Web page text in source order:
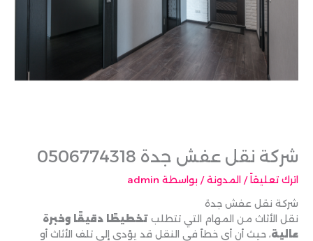
شركة نقل عفش جدة 0506774318
اترك تعليقاً /المدونة/ بواسطة admin
شركة نقل عفش جدة
نقل الأثاث من المهام التي تتطلبتخطيطًا دقيقًا وخبرة
عالية، حيث أن أي خطأ في النقل قد يؤدي إلى تلف الأثاث أو